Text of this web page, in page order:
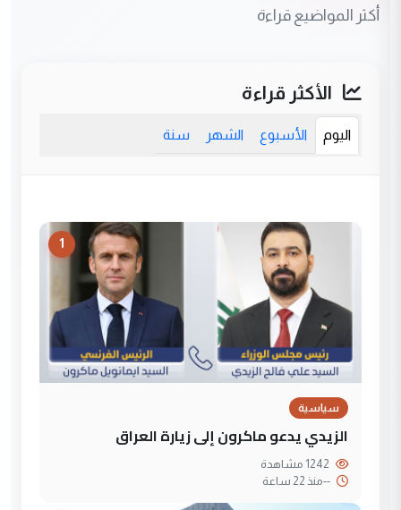
أكثر المواضيع قراءة
الأكثر قراءة
اليوم الأسبوع الشهر سنة
1
سياسية
الزيدي يدعو ماكرون إلى زيارة العراق
--منذ 22 ساعة